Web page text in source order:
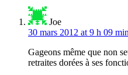
Joe
30 mars 2012 at 9 h 09
Gageons même que non
retraites dorées à ses